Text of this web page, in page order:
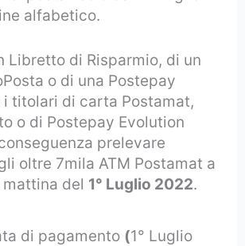
alfabetico.
Libretto di Risparmio, di un
o di una Postepay
i titolari di carta Postamat,
o di Postepay Evolution
prelevare
oltre 7mila ATM Postamat a
del 1° Luglio 2022.
di pagamento (1° Luglio